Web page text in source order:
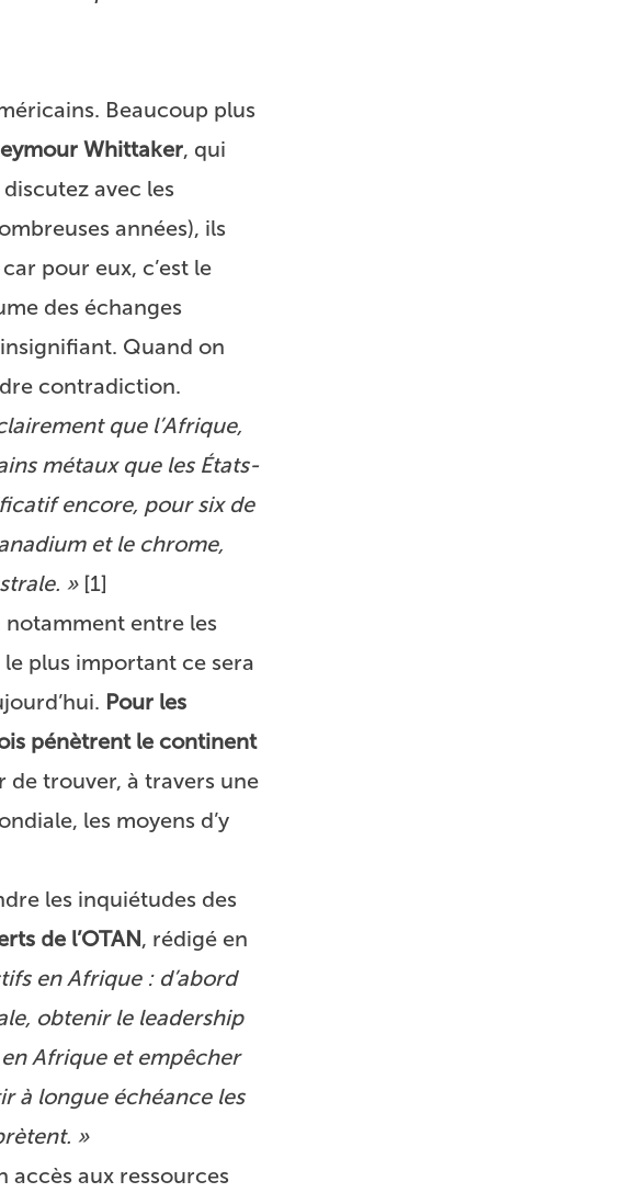
Beaucoup plus
Whittaker, qui
avec les
années), ils
pour eux, c’est le
des échanges
Quand on
contradiction.
que l’Afrique,
métaux que les États-
encore, pour six de
et le chrome,
»[1]
entre les
le plus important ce sera
Pour les
pénètrent le continent
de trouver, à travers une
les moyens d’y
les inquiétudes des
de l’OTAN, rédigé en
en Afrique : d’abord
obtenir le leadership
Afrique et empêcher
à longue échéance les
»
accès aux ressources